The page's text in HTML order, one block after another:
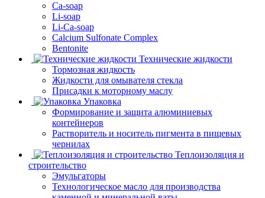
Ca-soap
Li-soap
Li-Ca-soap
Calcium Sulfonate Complex
Bentonite
Технические жидкости
Тормозная жидкость
Жидкости для омывателя стекла
Присадки к моторному маслу
Упаковка
Формирование и защита алюминиевых
контейнеров
Растворитель и носитель пигмента в пищевых
чернилах
Теплоизоляция и
строительство
Эмульгаторы
Технологическое масло для производства